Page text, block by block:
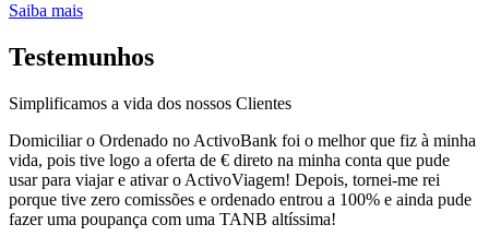
Saiba mais
Testemunhos
Simplificamos a vida dos nossos Clientes
Domiciliar o Ordenado no ActivoBank foi o melhor que fiz à minha
vida, pois tive logo a oferta de € direto na minha conta que pude
usar para viajar e ativar o ActivoViagem! Depois, tornei-me rei
porque tive zero comissões e ordenado entrou a 100% e ainda pude
fazer uma poupança com uma TANB altíssima!